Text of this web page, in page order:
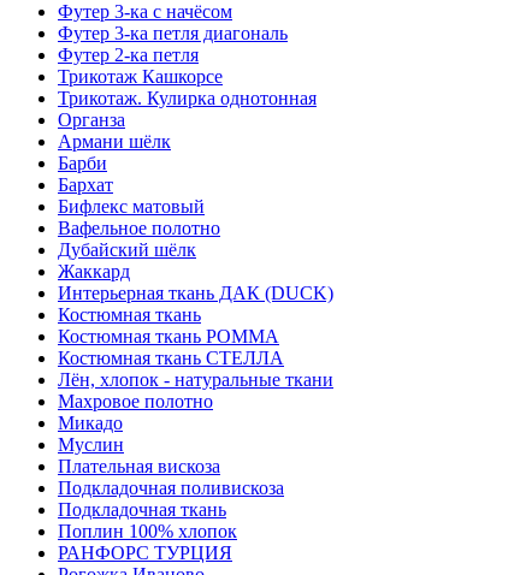
Футер 3-ка с начёсом
Футер 3-ка петля диагональ
Футер 2-ка петля
Трикотаж Кашкорсе
Трикотаж. Кулирка однотонная
Органза
Армани шёлк
Барби
Бархат
Бифлекс матовый
Вафельное полотно
Дубайский шёлк
Жаккард
Интерьерная ткань ДАК (DUCK)
Костюмная ткань
Костюмная ткань РОММА
Костюмная ткань СТЕЛЛА
Лён, хлопок - натуральные ткани
Махровое полотно
Микадо
Муслин
Плательная вискоза
Подкладочная поливискоза
Подкладочная ткань
Поплин 100% хлопок
РАНФОРС ТУРЦИЯ